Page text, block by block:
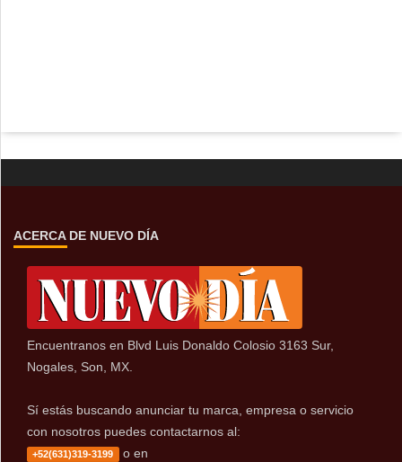
ACERCA DE NUEVO DÍA
Encuentranos en Blvd Luis Donaldo Colosio 3163 Sur,
Nogales, Son, MX.
Sí estás buscando anunciar tu marca, empresa o servicio
con nosotros puedes contactarnos al:
+52(631)319-3199 o en